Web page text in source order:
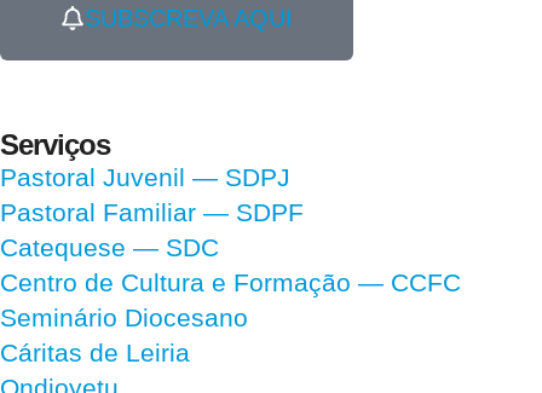
SUBSCREVA AQUI
Serviços
Pastoral Juvenil — SDPJ
Pastoral Familiar — SDPF
Catequese — SDC
Centro de Cultura e Formação — CCFC
Seminário Diocesano
Cáritas de Leiria
Ondjoyetu